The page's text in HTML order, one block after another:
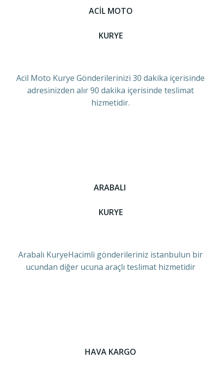
ACİL MOTO
KURYE
Acil Moto Kurye Gönderilerinizi 30 dakika içerisinde
adresinizden alır 90 dakika içerisinde teslimat
hizmetidir.
ARABALI
KURYE
Arabalı KuryeHacimli gönderileriniz istanbulun bir
ucundan diğer ucuna araçlı teslimat hizmetidir
HAVA KARGO